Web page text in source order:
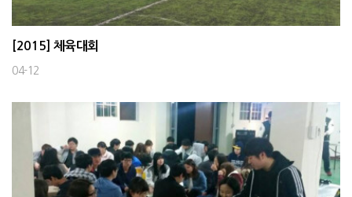
[2015] 체육대회
04-12